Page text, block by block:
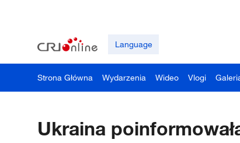
Language
Strona Główna Wydarzenia Wideo Vlogi
Ukraina